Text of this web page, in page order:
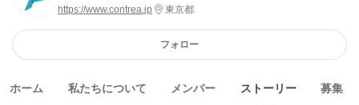
https://www.contrea.jp 東京都
フォロー
ホーム 私たちについて メンバー ストーリー 募集